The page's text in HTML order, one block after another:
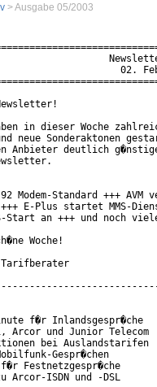
> Ausgabe 05/2003
02.
in dieser Woche
neue Sonderaktonen
Anbieter deutlich
Standard +++ AVM
E-Plus startet MMS-
Start an +++ und noch
Woche!
f�r Inlandsgespr�che
Arcor und Junior Telecom
bei Auslandstarifen
Gespr�chen
Festnetzgespr�che
Arcor-ISDN und -DSL